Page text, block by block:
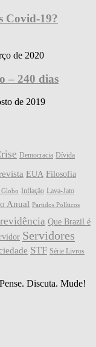
Covid-19?
de 2020
– 240 dias
de 2019
Democracia Dívida
EUA Filosofia
Inflação Lava-Jato
Anual Partidos Políticos
Que Brazil é
Servidores
STF Série Livros
Discuta. Mude!